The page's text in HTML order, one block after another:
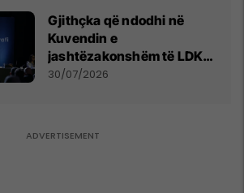
Gjithçka që ndodhi në
Kuvendin e
jashtëzakonshëm të LDK-
së
30/07/2026